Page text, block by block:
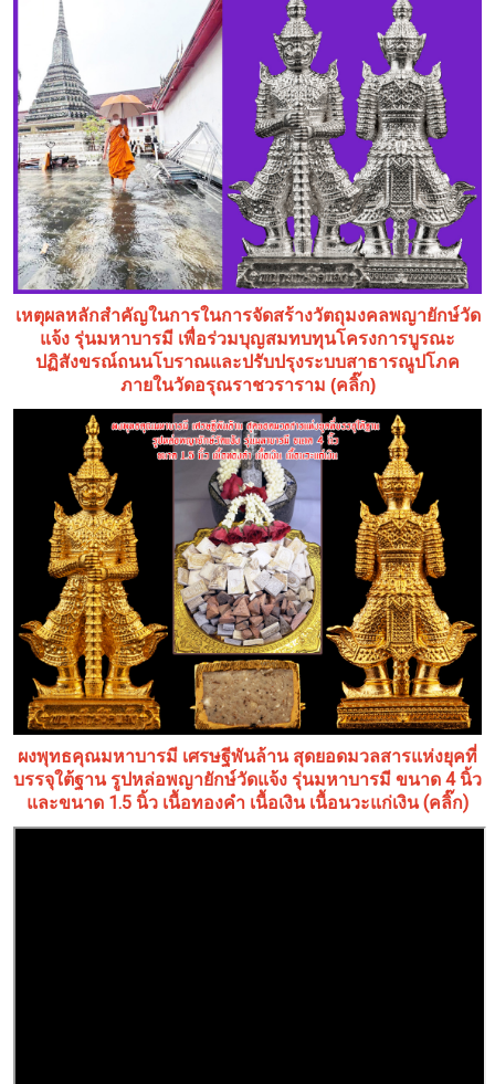
เหตุผลหลักสำคัญในการในการจัดสร้างวัตถุมงคลพญายักษ์วัด
แจ้ง รุ่นมหาบารมี เพื่อร่วมบุญสมทบทุนโครงการบูรณะ
ปฏิสังขรณ์ถนนโบราณและปรับปรุงระบบสาธารณูปโภค
ภายในวัดอรุณราชวราราม (คลิ๊ก)
ผงพุทธคุณมหาบารมี เศรษฐีพันล้าน สุดยอดมวลสารแห่งยุคที่
บรรจุใต้ฐาน รูปหล่อพญายักษ์วัดแจ้ง รุ่นมหาบารมี ขนาด 4 นิ้ว
และขนาด 1.5 นิ้ว เนื้อทองคำ เนื้อเงิน เนื้อนวะแก่เงิน (คลิ๊ก)